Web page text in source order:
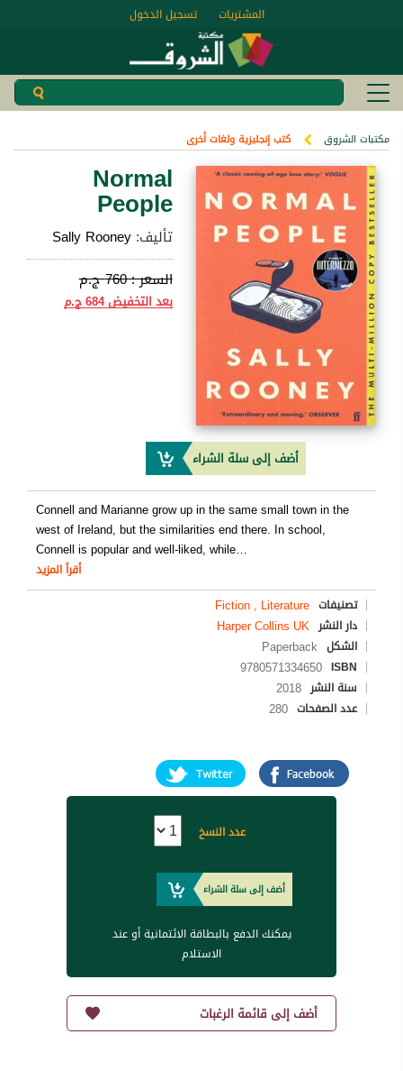
تسجيل الدخول المشتريات
مكتبات الشروق كتب إنجليزية ولغات أخرى
Normal
People
تأليف:Sally Rooney
السعر :760 ج.م
بعد التخفيض684 ج.م
أضف إلى سلة الشراء
Connell and Marianne grow up in the same small town in the
west of Ireland, but the similarities end there. In school,
Connell is popular and well-liked, while…
أقرأ المزيد
تصنيفات Fiction , Literature
دار النشر Harper Collins UK
الشكل Paperback
ISBN
9780571334650
سنة النشر 2018
عدد الصفحات 280
عدد النسخ
أضف إلى سلة الشراء
يمكنك الدفع بالبطاقة الائتمانية أو عند
الاستلام
أضف إلى قائمة الرغبات